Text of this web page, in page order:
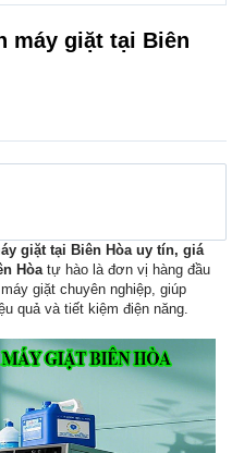
máy giặt tại Biên
giặt tại Biên Hòa uy tín, giá
Hòatự hào là đơn vị hàng đầu
giặt chuyên nghiệp, giúp
quả và tiết kiệm điện năng.